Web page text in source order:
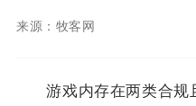
来源： 牧客网
游戏内存在两类合规